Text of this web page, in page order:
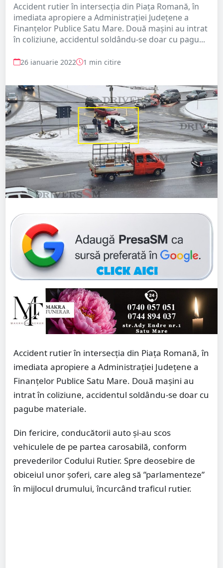
Accident rutier în intersecția din Piața Romană, în
imediata apropiere a Administrației Județene a
Finanțelor Publice Satu Mare. Două mașini au intrat
în coliziune, accidentul soldându-se doar cu pagu...
26 ianuarie 2022 1 min citire
Accident rutier în intersecția din Piața Romană, în
imediata apropiere a Administrației Județene a
Finanțelor Publice Satu Mare. Două mașini au
intrat în coliziune, accidentul soldându-se doar cu
pagube materiale.
Din fericire, conducătorii auto și-au scos
vehiculele de pe partea carosabilă, conform
prevederilor Codului Rutier. Spre deosebire de
obiceiul unor șoferi, care aleg să ”parlamenteze”
în mijlocul drumului, încurcând traficul rutier.